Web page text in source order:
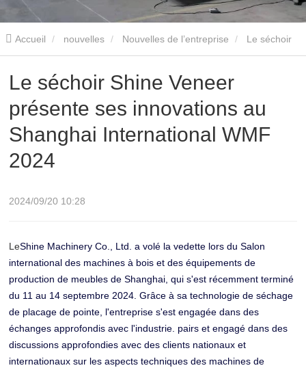
Accueil nouvelles Nouvelles de l’entreprise
Shine Veneer présente ses innovations au Shanghai International
WMF 2024
Le séchoir Shine Veneer
présente ses innovations au
Shanghai International WMF
2024
2024/09/20 10:28
LeShine Machinery Co., Ltd. a volé la vedette lors du Salon
international des machines à bois et des équipements de
production de meubles de Shanghai, qui s'est récemment terminé
du 11 au 14 septembre 2024. Grâce à sa technologie de séchage
de placage de pointe, l'entreprise s'est engagée dans des
échanges approfondis avec l'industrie. pairs et engagé dans des
discussions approfondies avec des clients nationaux et
internationaux sur les aspects techniques des machines de